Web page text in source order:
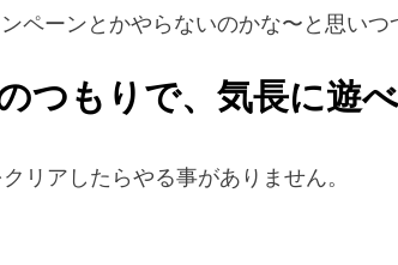
ペーンとかやらないのかな〜と思いつ
つもりで、気長に遊
リアしたらやる事がありません。